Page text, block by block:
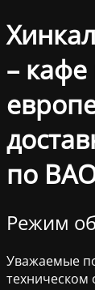
– кафе
по
Режим
Уважаемые